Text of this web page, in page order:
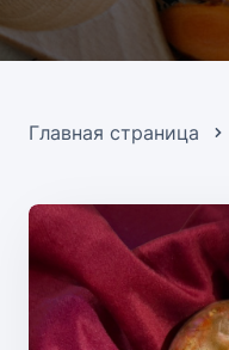
Главная страница